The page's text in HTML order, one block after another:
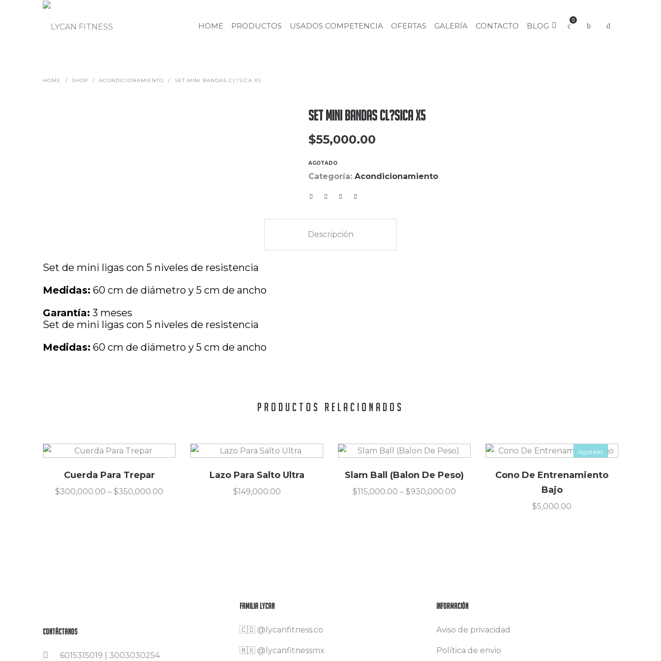
0
HOME PRODUCTOS USADOS COMPETENCIA OFERTAS GALERÍA CONTACTO BLOG
HOME / SHOP / ACONDICIONAMIENTO / SET MINI BANDAS CL?SICA X5
Set Mini Bandas Cl?sica X5
$55,000.00
AGOTADO
Categoría: Acondicionamiento
Descripción
Set de mini ligas con 5 niveles de resistencia
Medidas: 60 cm de diámetro y 5 cm de ancho
Garantía: 3 meses
Set de mini ligas con 5 niveles de resistencia
Medidas: 60 cm de diámetro y 5 cm de ancho
PRODUCTOS RELACIONADOS
Cuerda Para Trepar
$300,000.00 – $350,000.00
Lazo Para Salto Ultra
$149,000.00
Slam Ball (Balon De Peso)
$115,000.00 – $930,000.00
Agotado
Cono De Entrenamiento
Bajo
$5,000.00
Contáctanos
6015315019 | 3003030254
Familia Lycan
🇨🇴 @lycanfitness.co
🇲🇽 @lycanfitnessmx
Información
Aviso de privacidad
Política de envio